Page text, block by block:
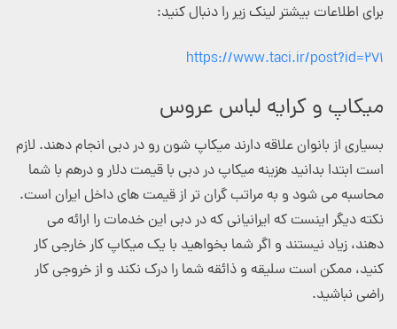
برای اطلاعات بیشتر لینک زیر را دنبال کنید:
https://www.taci.ir/post?id=271
میکاپ و کرایه لباس عروس
بسیاری از بانوان علاقه دارند میکاپ شون رو در دبی انجام دهند. لازم
است ابتدا بدانید هزینه میکاپ در دبی با قیمت دلار و درهم با شما
محاسبه می شود و به مراتب گران تر از قیمت های داخل ایران است.
نکته دیگر اینست که ایرانیانی که در دبی این خدمات را ارائه می
دهند، زیاد نیستند و اگر شما بخواهید با یک میکاپ کار خارجی کار
کنید، ممکن است سلیقه و ذائقه شما را درک نکند و از خروجی کار
راضی نباشید.